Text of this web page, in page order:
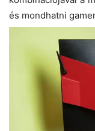
és mondhatni